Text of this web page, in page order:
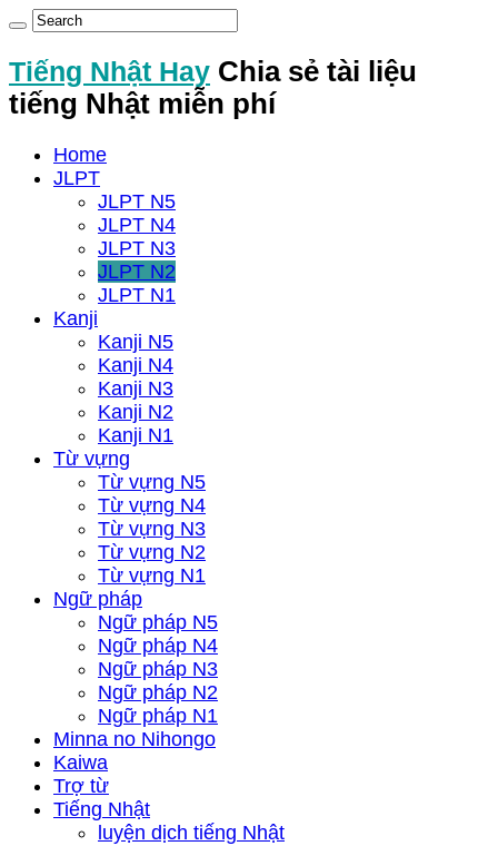
Tiếng Nhật Hay Chia sẻ tài liệu
tiếng Nhật miễn phí
Home
JLPT
JLPT N5
JLPT N4
JLPT N3
JLPT N2
JLPT N1
Kanji
Kanji N5
Kanji N4
Kanji N3
Kanji N2
Kanji N1
Từ vựng
Từ vựng N5
Từ vựng N4
Từ vựng N3
Từ vựng N2
Từ vựng N1
Ngữ pháp
Ngữ pháp N5
Ngữ pháp N4
Ngữ pháp N3
Ngữ pháp N2
Ngữ pháp N1
Minna no Nihongo
Kaiwa
Trợ từ
Tiếng Nhật
luyện dịch tiếng Nhật